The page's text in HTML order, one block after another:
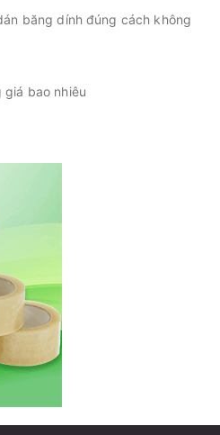
băng dính đúng cách không
giá bao nhiêu